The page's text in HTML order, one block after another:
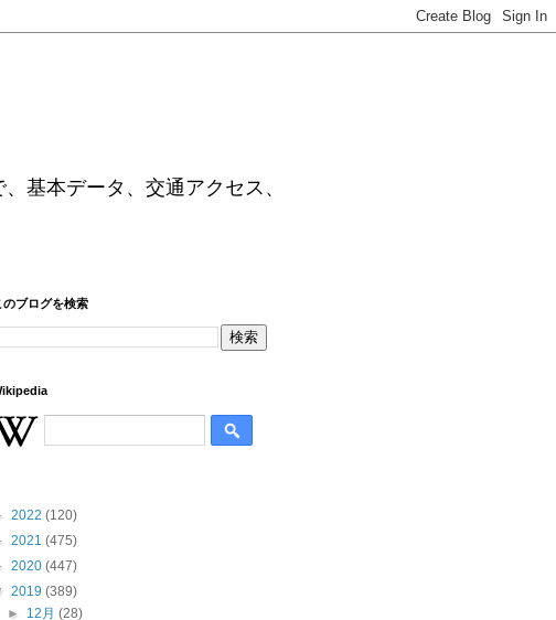
基本データ、交通アクセス、
のブログを検索
2022 (120)
2021 (475)
2020 (447)
2019 (389)
► 12月(28)